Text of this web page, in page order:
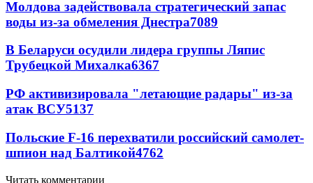
Молдова задействовала стратегический запас
воды из-за обмеления Днестра7089
В Беларуси осудили лидера группы Ляпис
Трубецкой Михалка6367
РФ активизировала "летающие радары" из-за
атак ВСУ5137
Польские F-16 перехватили российский самолет-
шпион над Балтикой4762
Читать комментарии